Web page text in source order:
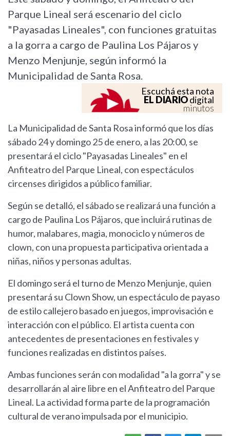
Parque Lineal será escenario del ciclo
"Payasadas Lineales", con funciones gratuitas
a la gorra a cargo de Paulina Los Pájaros y
Menzo Menjunje, según informó la
Municipalidad de Santa Rosa.
Escuchá esta nota
EL DIARIOdigital
minutos
La Municipalidad de Santa Rosa informó que los días
sábado 24 y domingo 25 de enero, a las 20:00, se
presentará el ciclo "Payasadas Lineales" en el
Anfiteatro del Parque Lineal, con espectáculos
circenses dirigidos a público familiar.
Según se detalló, el sábado se realizará una función a
cargo de Paulina Los Pájaros, que incluirá rutinas de
humor, malabares, magia, monociclo y números de
clown, con una propuesta participativa orientada a
niñas, niños y personas adultas.
El domingo será el turno de Menzo Menjunje, quien
presentará su Clown Show, un espectáculo de payaso
de estilo callejero basado en juegos, improvisación e
interacción con el público. El artista cuenta con
antecedentes de presentaciones en festivales y
funciones realizadas en distintos países.
Ambas funciones serán con modalidad "a la gorra" y se
desarrollarán al aire libre en el Anfiteatro del Parque
Lineal. La actividad forma parte de la programación
cultural de verano impulsada por el municipio.